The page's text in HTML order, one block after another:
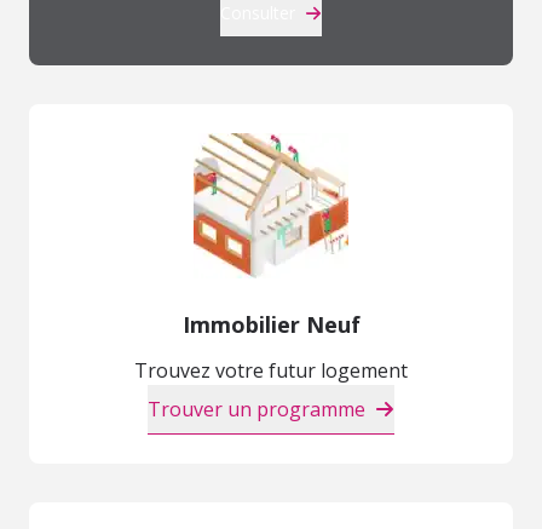
Immobilier Neuf
Trouvez votre futur logement
Trouver un programme